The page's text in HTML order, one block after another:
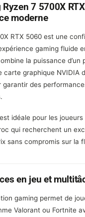
Ryzen 7 5700X
moderne
RTX 5060 est une
gaming fluide
la puissance d’un
carte graphique NVIDIA
garantir des
idéale pour les
qui recherchent un
sans compromis sur la
en jeu et
gaming permet de
Valorant ou Fortnite